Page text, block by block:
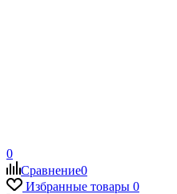
0
Сравнение0
Избранные товары 0